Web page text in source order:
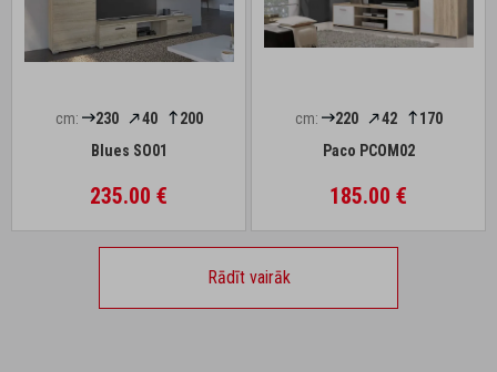
cm: 230 40
200
Blues SO01
235.00 €
cm: 220 42
170
Paco PCOM02
185.00 €
Rādīt vairāk